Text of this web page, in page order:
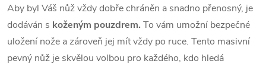
Aby byl Váš nůž vždy dobře chráněn a snadno přenosný, je
dodáván s koženým pouzdrem. To vám umožní bezpečné
uložení nože a zároveň jej mít vždy po ruce. Tento masivní
pevný nůž je skvělou volbou pro každého, kdo hledá